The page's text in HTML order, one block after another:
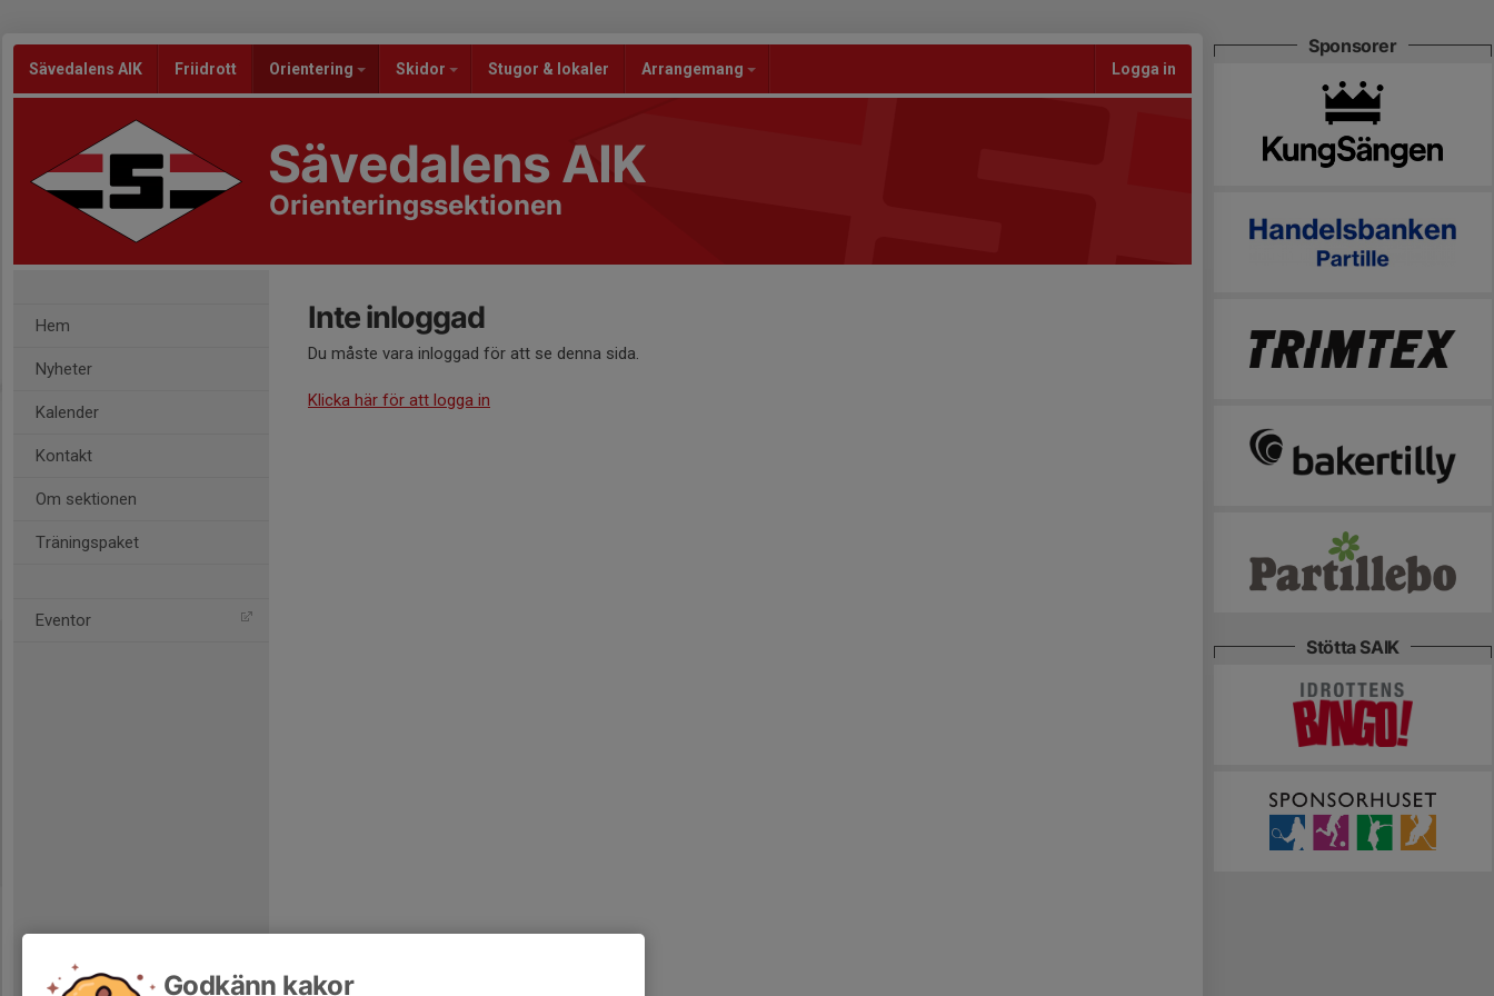
Sävedalens AIK Friidrott Orientering Skidor Stugor & lokaler Arrangemang Logga in
Sävedalens AIK
Orienteringssektionen
Hem
Nyheter
Kalender
Kontakt
Om sektionen
Träningspaket
Eventor
Inte inloggad
Du måste vara inloggad för att se denna sida.
Klicka här för att logga in
Sponsorer
Stötta SAIK
Godkänn kakor